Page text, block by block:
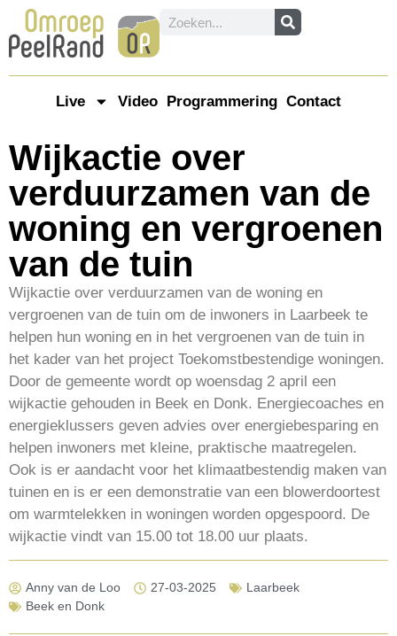
Live Video Programmering Contact
Wijkactie over
verduurzamen van de
woning en vergroenen
van de tuin
Wijkactie over verduurzamen van de woning en
vergroenen van de tuin om de inwoners in Laarbeek te
helpen hun woning en in het vergroenen van de tuin in
het kader van het project Toekomstbestendige woningen.
Door de gemeente wordt op woensdag 2 april een
wijkactie gehouden in Beek en Donk. Energiecoaches en
energieklussers geven advies over energiebesparing en
helpen inwoners met kleine, praktische maatregelen.
Ook is er aandacht voor het klimaatbestendig maken van
tuinen en is er een demonstratie van een blowerdoortest
om warmtelekken in woningen worden opgespoord. De
wijkactie vindt van 15.00 tot 18.00 uur plaats.
Anny van de Loo 27-03-2025
Laarbeek
Beek en Donk